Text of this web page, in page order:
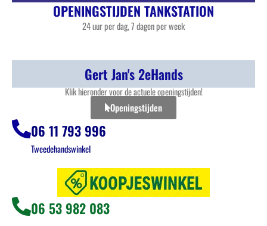
OPENINGSTIJDEN TANKSTATION
24 uur per dag, 7 dagen per week
Gert Jan's 2eHands
Klik hieronder voor de actuele openingstijden!
Openingstijden
06 11 793 996
Tweedehandswinkel
06 53 982 083